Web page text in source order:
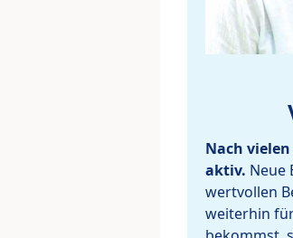
Nach
aktiv. Neue
wertvollen
weiterhin